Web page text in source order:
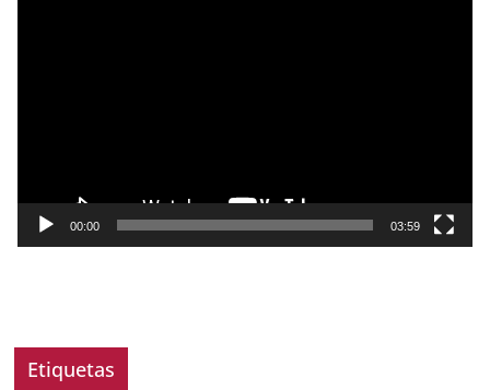
o
00:00 03:59
Etiquetas